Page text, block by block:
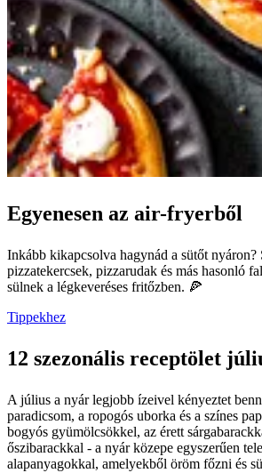
Egyenesen az air-fryerből
Inkább kikapcsolva hagynád a sütőt nyáron?
pizzatekercsek, pizzarudak és más hasonló
sülnek a légkeveréses fritőzben. 🍕
Tippekhez
12 szezonális receptölet
A július a nyár legjobb ízeivel kényeztet
paradicsom, a ropogós uborka és a színes
bogyós gyümölcsökkel, az érett
őszibarackkal - a nyár közepe egyszerűen
alapanyagokkal, amelyekből öröm főzni és